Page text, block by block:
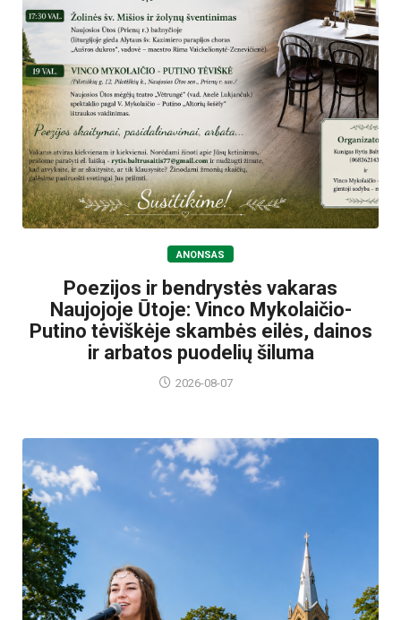
ANONSAS
Poezijos ir bendrystės vakaras
Naujojoje Ūtoje: Vinco Mykolaičio-
Putino tėviškėje skambės eilės, dainos
ir arbatos puodelių šiluma
2026-08-07